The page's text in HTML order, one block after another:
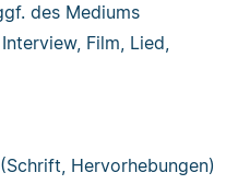
des Mediums
Film, Lied,
Hervorhebungen)